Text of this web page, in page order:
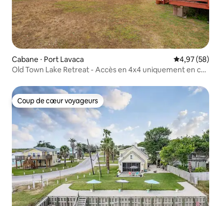
Cabane ⋅ Port Lavaca Évaluation
4,97 (58)
Old Town Lake Retreat - Accès en 4x4 uniquement en cas
Coup de cœur voyageurs
Coup de cœur voyageurs